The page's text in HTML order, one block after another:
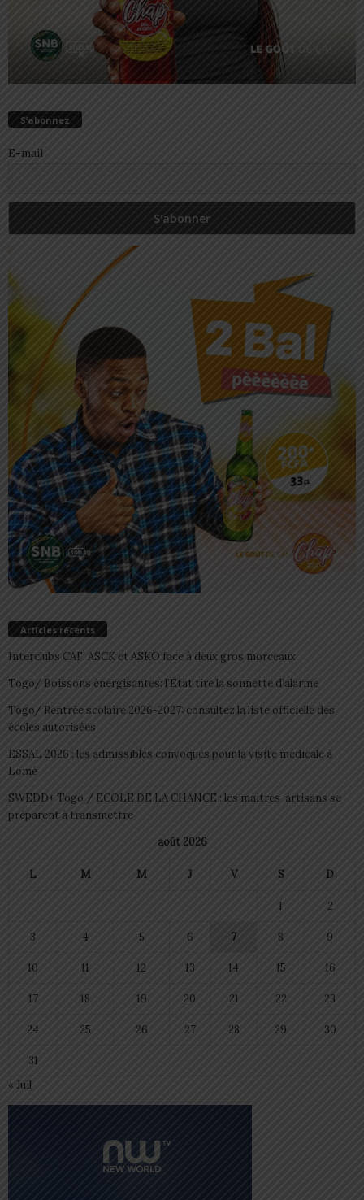
S’abonnez
E-mail
Articles récents
Interclubs CAF: ASCK et ASKO face à deux gros morceaux
Togo/ Boissons énergisantes: l’État tire la sonnette d’alarme
Togo/ Rentrée scolaire 2026-2027: consultez la liste officielle des
écoles autorisées
ESSAL 2026 : les admissibles convoqués pour la visite médicale à
Lomé
SWEDD+ Togo / ECOLE DE LA CHANCE : les maitres-artisans se
préparent à transmettre
août 2026
L M M J V S D
1 2
3 4 5 6 7 8 9
10 11 12 13 14 15 16
17 18 19 20 21 22 23
24 25 26 27 28 29 30
31
« Juil